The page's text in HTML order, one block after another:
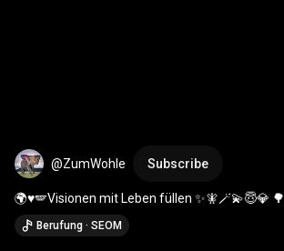
@ZumWohle Subscribe
🌍♥️🪽Visionen mit Leben füllen ✨🧚🪄💫😇💎 🌳
Bestimmung
Berufung · SEOM